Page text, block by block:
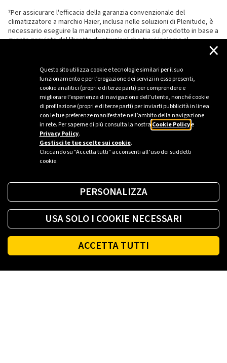
Questo sito utilizza cookie e tecnologie similari per il suo
funzionamento e per l’erogazione dei servizi in esso presenti,
cookie analitici (propri e di terze parti) per comprendere e
migliorare l’esperienza di navigazione dell’utente, nonché cookie
di profilazione (propri e di terze parti) per inviarti pubblicità in linea
con le tue preferenze manifestate nell’ambito della navigazione
in rete. Per saperne di più consulta la nostra Cookie Policye
Privacy Policy.
Gestisci le tue scelte sui cookie.
Cliccando su "Accetta tutti" acconsenti all’uso dei suddetti
cookie.
×
PERSONALIZZA
USA SOLO I COOKIE NECESSARI
ACCETTA TUTTI
⁷Per assicurare l'efficacia della garanzia convenzionale del
climatizzatore a marchio Haier, inclusa nelle soluzioni di Plenitude, è
necessario eseguire la manutenzione ordinaria sul prodotto in base a
quanto previsto dal libretto di istruzioni che trovi insieme al